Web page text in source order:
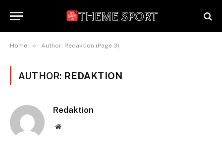
Home » Author: Redaktion (Page 3)
AUTHOR: REDAKTION
Redaktion
Website